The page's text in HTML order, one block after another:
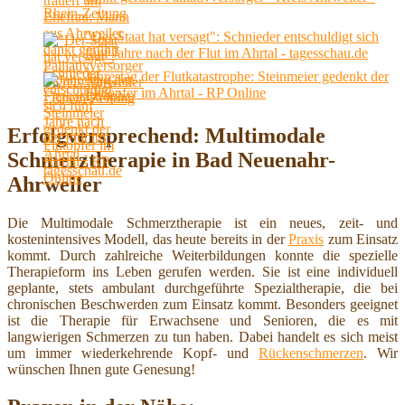
Rhein-Zeitung
"Der Staat hat versagt": Schnieder entschuldigt sich
fünf Jahre nach der Flut im Ahrtal - tagesschau.de
Jahrestag der Flutkatastrophe: Steinmeier gedenkt der
Flutopfer im Ahrtal - RP Online
Erfolgversprechend: Multimodale
Schmerztherapie in Bad Neuenahr-
Ahrweiler
Die Multimodale Schmerztherapie ist ein neues, zeit- und
kostenintensives Modell, das heute bereits in derPraxis zum Einsatz
kommt. Durch zahlreiche Weiterbildungen konnte die spezielle
Therapieform ins Leben gerufen werden. Sie ist eine individuell
geplante, stets ambulant durchgeführte Spezialtherapie, die bei
chronischen Beschwerden zum Einsatz kommt. Besonders geeignet
ist die Therapie für Erwachsene und Senioren, die es mit
langwierigen Schmerzen zu tun haben. Dabei handelt es sich meist
um immer wiederkehrende Kopf- und Rückenschmerzen. Wir
wünschen Ihnen gute Genesung!